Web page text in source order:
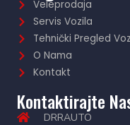
Veleprodaja
Servis Vozila
Tehnički Pregled
O Nama
Kontakt
Kontaktirajte
DRRAUTO